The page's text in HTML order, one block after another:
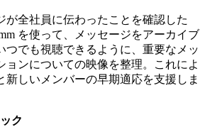
が全社員に伝わったことを確認した
を使って、メッセージをアーカイブ
つでも視聴できるように、重要なメッ
ョンについての映像を整理。これによ
新しいメンバーの早期適応を支援しま
ク